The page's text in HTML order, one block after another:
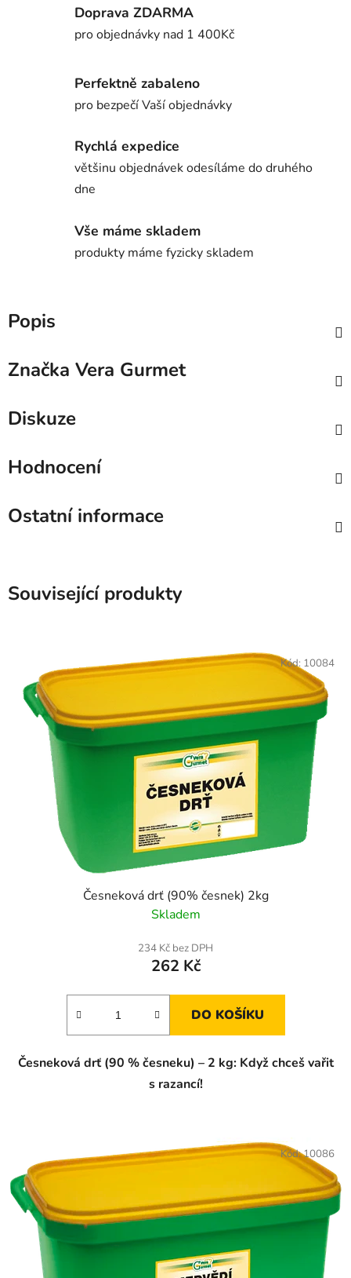
Doprava ZDARMA
pro objednávky nad 1 400Kč
Perfektně zabaleno
pro bezpečí Vaší objednávky
Rychlá expedice
většinu objednávek odesíláme do druhého
dne
Vše máme skladem
produkty máme fyzicky skladem
Popis
Značka Vera Gurmet
Diskuze
Hodnocení
Ostatní informace
Související produkty
Česneková drť (90% česnek) 2kg
Skladem
234 Kč bez DPH
262 Kč
DO KOŠÍKU
Česneková drť (90 % česneku) – 2 kg: Když chceš vařit
s razancí!
Kód: 10084
Kód:10086